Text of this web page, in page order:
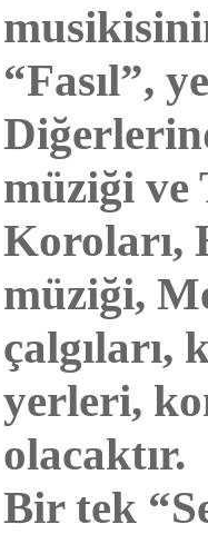
“Fasıl”,
müziği
Koroları,
müziği,
çalgıları,
yerleri,
olacaktır.
Bir tek